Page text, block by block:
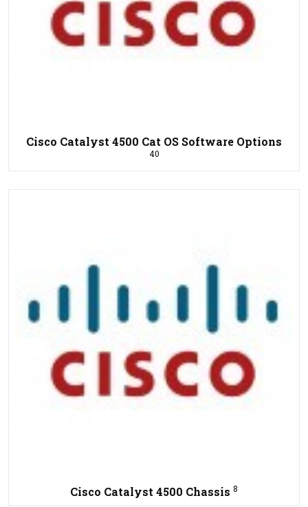
Cisco Catalyst 4500 Cat OS Software Options
40
Cisco Catalyst 4500 Chassis 8